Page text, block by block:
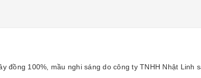
đồng 100%, mầu nghi sáng do công ty TNHH Nhật Linh